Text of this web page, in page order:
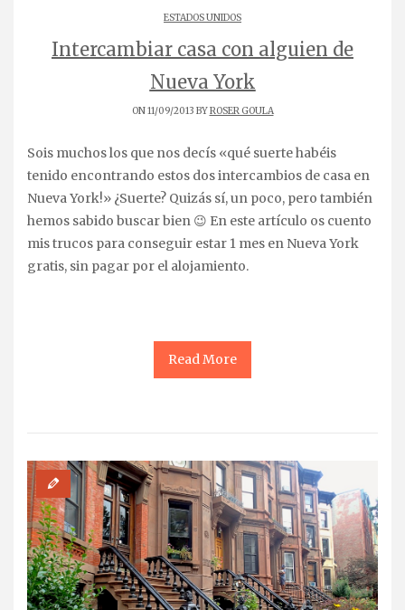
ESTADOS UNIDOS
Intercambiar casa con alguien de
Nueva York
ON 11/09/2013 BYROSER GOULA
Sois muchos los que nos decís «qué suerte habéis
tenido encontrando estos dos intercambios de casa en
Nueva York!» ¿Suerte? Quizás sí, un poco, pero también
hemos sabido buscar bien 😉 En este artículo os cuento
mis trucos para conseguir estar 1 mes en Nueva York
gratis, sin pagar por el alojamiento.
Read More